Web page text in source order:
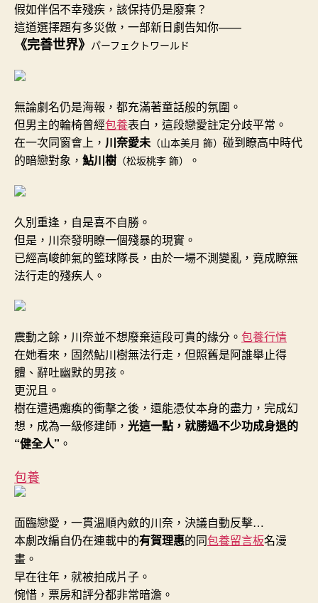
價
格
人！〉
假如伴侶不幸殘疾，該保持仍是廢棄？
這道選擇題有多災做，一部新日劇告知你——
《完善世界》 パーフェクトワールド
無論劇名仍是海報，都充滿著童話般的氛圍。
但男主的輪椅曾經包養表白，這段戀愛註定分歧平常。
在一次同窗會上， 川奈愛未（山本美月 飾） 碰到瞭高中時代
的暗戀對象， 鮎川樹 （松坂桃李 飾） 。
久別重逢，自是喜不自勝。
但是，川奈發明瞭一個殘暴的現實。
已經高峻帥氣的籃球隊長，由於一場不測變亂，竟成瞭無
法行走的殘疾人。
震動之餘，川奈並不想廢棄這段可貴的緣分。 包養行情
在她看來，固然鮎川樹無法行走，但照舊是阿誰舉止得
體、辭吐幽默的男孩。
更況且。
樹在遭遇癱瘓的衝擊之後，還能憑仗本身的盡力，完成幻
想，成為一級修建師， 光這一點，就勝過不少功成身退的
“健全人” 。
包養
面臨戀愛，一貫溫順內斂的川奈，決議自動反擊…
本劇改編自仍在連載中的有賀理惠的同包養留言板名漫
畫。
早在往年，就被拍成片子。
惋惜，票房和評分都非常暗澹。